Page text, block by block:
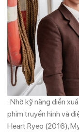
: Nhờ kỹ năng diễn
phim truyền hình và
Heart Ryeo (2016),